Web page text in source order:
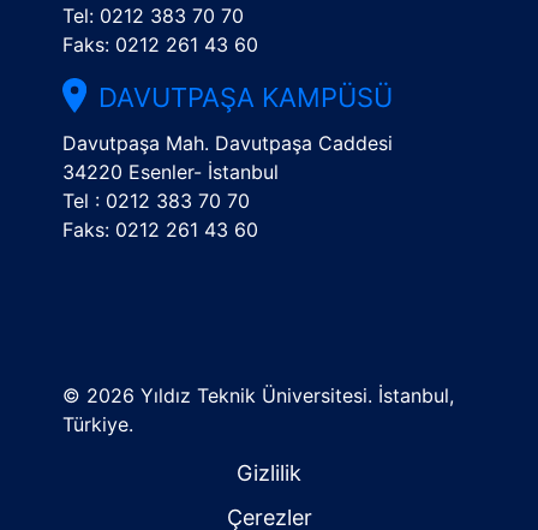
Tel: 0212 383 70 70
Faks: 0212 261 43 60
DAVUTPAŞA KAMPÜSÜ
Davutpaşa Mah. Davutpaşa Caddesi
34220 Esenler- İstanbul
Tel : 0212 383 70 70
Faks: 0212 261 43 60
© 2026 Yıldız Teknik Üniversitesi. İstanbul,
Türkiye.
Gizlilik
Çerezler